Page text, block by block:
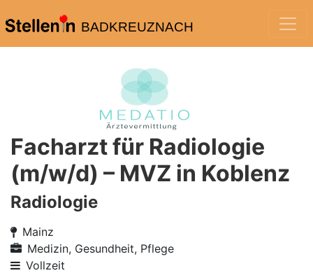
BADKREUZNACH
Facharzt für Radiologie
(m/w/d) – MVZ in Koblenz
Radiologie
Mainz
Medizin, Gesundheit, Pflege
Vollzeit